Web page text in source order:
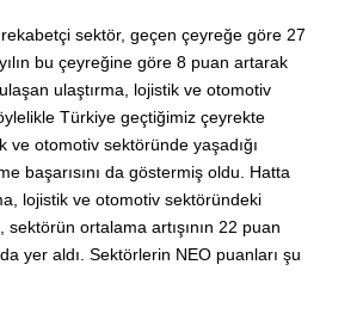
sektör, geçen çeyreğe göre 27
bu çeyreğine göre 8 puan artarak
ulaştırma, lojistik ve otomotiv
Türkiye geçtiğimiz çeyrekte
ve otomotiv sektöründe yaşadığı
başarısını da göstermiş oldu. Hatta
lojistik ve otomotiv sektöründeki
sektörün ortalama artışının 22 puan
yer aldı. Sektörlerin NEO puanları şu